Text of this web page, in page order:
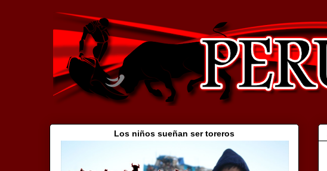
Los niños sueñan ser toreros